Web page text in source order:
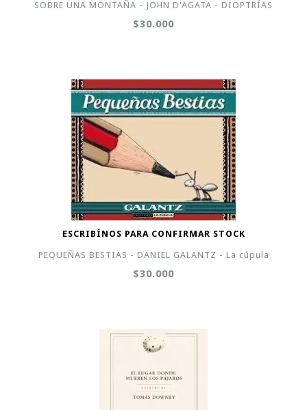
SOBRE UNA MONTAÑA - JOHN D'AGATA - DIOPTRÍAS
$30.000
ESCRIBÍNOS PARA CONFIRMAR STOCK
PEQUEÑAS BESTIAS - DANIEL GALANTZ - La cúpula
$30.000